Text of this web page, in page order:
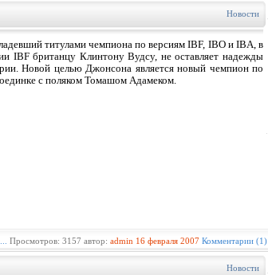
Новости
титулами чемпиона по версиям IBF, IBO и IBA, в
IBF британцу Клинтону Вудсу, не оставляет надежды
Новой целью Джонсона является новый чемпион по
с поляком Томашом Адамеком.
Просмотров: 3157 автор: admin 16 февраля 2007 Комментарии (1)
Новости